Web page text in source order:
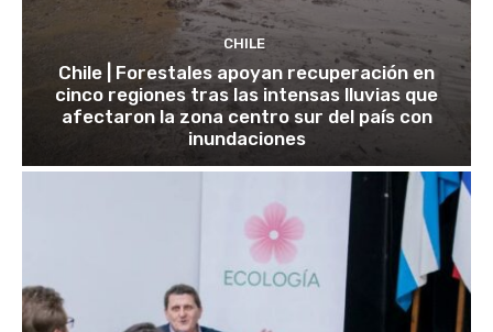
CHILE
Chile | Forestales apoyan recuperación en
cinco regiones tras las intensas lluvias que
afectaron la zona centro sur del país con
inundaciones